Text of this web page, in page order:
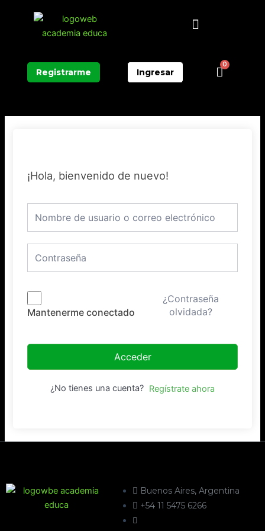
Menú
Registrarme Ingresar
0
¡Hola, bienvenido de nuevo!
Mantenerme conectado
¿Contraseña
olvidada?
Acceder
¿No tienes una cuenta? Regístrate ahora
Buenos Aires, Argentina
+54 11 5475 6266